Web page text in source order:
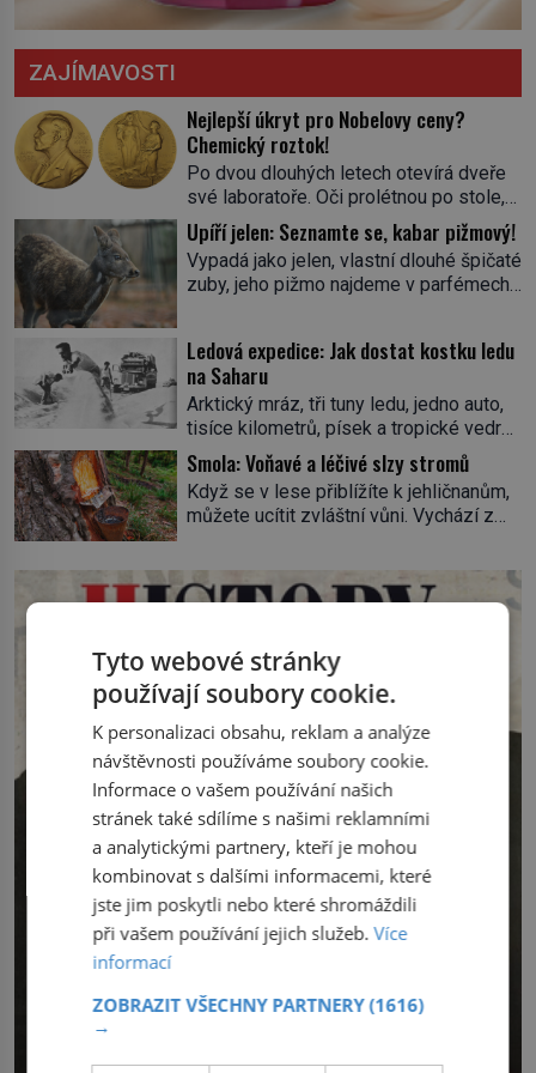
ZAJÍMAVOSTI
Nejlepší úkryt pro Nobelovy ceny?
Chemický roztok!
Po dvou dlouhých letech otevírá dveře
své laboratoře. Oči prolétnou po stole,
aby pak ulpěly na regálu, kde se nachází
všemožné látky. Hledá žluto-oranžovou
tekutinu, jakmile ji zahlédne, nesmírně
se mu uleví. Teď může svůj plán
skrývá směs s názvem lučavka
královská. Svůj přídomek nemá pro nic
za nic, […]
Upíří jelen: Seznamte se, kabar pižmový!
Vypadá jako jelen, vlastní dlouhé špičaté
zuby, jeho pižmo najdeme v parfémech
jediného zástupce zvířecí říše – kabara
pižmového. V Evropě ho jako první
popíše švédský botanik Carl Linné
(1707–1778), jenže v Asii o něm ví už
celá staletí. Zvíře připomíná jelena,
v kohoutku dosahuje […]
Ledová expedice: Jak dostat kostku ledu
na Saharu
Arktický mráz, tři tuny ledu, jedno auto,
tisíce kilometrů, písek a tropické vedro.
To je ve zkratce zdánlivě nesplnitelná
výzva, která se promění v úžasné
dobrodružství a důkaz, že nic není
nemožné. Vše začíná na podzim 1958
neobvyklou výzvou. Tomu, kdo dokáže
dopravit ze severního polárního kruhu
Smola: Voňavé a léčivé slzy stromů
Když se v lese přiblížíte k jehličnanům,
můžete ucítit zvláštní vůni. Vychází z
právě v ní je síla stromu. Smola také
infekcí, hmyzem a vysycháním. Dá se
říct, že je to přírodní […]
Tyto webové stránky
používají soubory cookie.
K personalizaci obsahu, reklam a analýze
návštěvnosti používáme soubory cookie.
Informace o vašem používání našich
stránek také sdílíme s našimi reklamními
a analytickými partnery, kteří je mohou
kombinovat s dalšími informacemi, které
jste jim poskytli nebo které shromáždili
při vašem používání jejich služeb.Více
informací
ZOBRAZIT VŠECHNY PARTNERY(1616)
→